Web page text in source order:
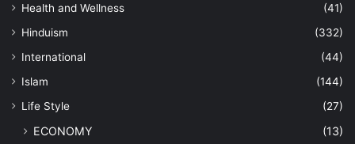
Health and Wellness
(41)
Hinduism
(332)
International
(44)
Islam
(144)
Life Style
(27)
ECONOMY (13)